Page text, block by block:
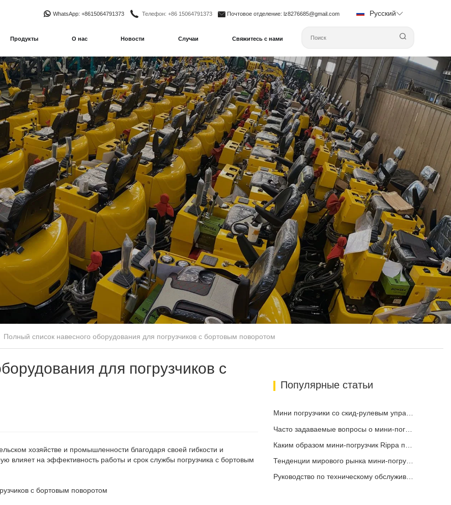
Продукты О нас Новости Случаи Свяжитесь с нами
WhatsApp: +8615064791373 Телефон: +86 15064791373 Почтовое отделение: lz8276685@gmail.com Русский
Полный список навесного оборудования для погрузчиков с бортовым поворотом
для погрузчиков с
хозяйстве и промышленности благодаря своей гибкости и
влияет на эффективность работы и срок службы погрузчика с бортовым
с бортовым поворотом
Популярные статьи
Мини погрузчики со скид-рулевым управлением в продаже: руководство для покупателей
Часто задаваемые вопросы о мини-погрузчиках: 10 главных вопросов, которые больше всего беспокоят пользователей Rippa
Тенденции мирового рынка мини-погрузчиков и экспортные преимущества Rippa
Руководство по техническому обслуживанию погрузчика с бортовым поворотом Rippa: основные шаги для продления срока службы оборудования